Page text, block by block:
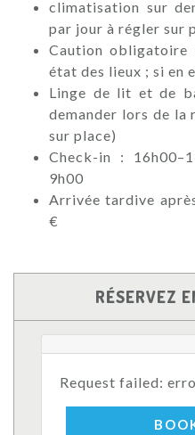
climatisation sur
par jour à régler sur
Caution obligatoire
état des lieux ; si en
Linge de lit et de
demander lors de la
sur place)
Check-in :
9h00
Arrivée tardive
€
RÉSERVEZ
Request failed: